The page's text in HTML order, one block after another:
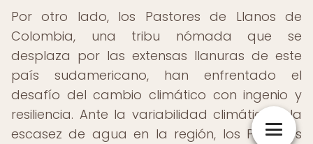
Por otro lado, los Pastores de Llanos de
Colombia, una tribu nómada que se
desplaza por las extensas llanuras de este
país sudamericano, han enfrentado el
desafío del cambio climático con ingenio y
resiliencia. Ante la variabilidad climática y la
escasez de agua en la región, los Pastores